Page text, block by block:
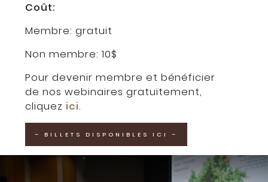
Coût:
Membre: gratuit
Non membre: 10$
Pour devenir membre et bénéficier
de nos webinaires gratuitement,
cliquez ici.
– BILLETS DISPONIBLES ICI –